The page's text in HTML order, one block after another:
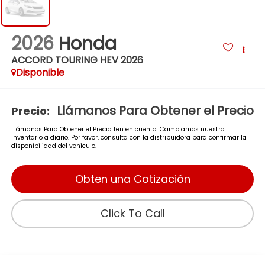
2026 Honda
ACCORD TOURING HEV 2026
Disponible
Precio: Llámanos Para Obtener el Precio
Llámanos Para Obtener el Precio Ten en cuenta: Cambiamos nuestro
inventario a diario. Por favor, consulta con la distribuidora para confirmar la
disponibilidad del vehículo.
Obten una Cotización
Click To Call